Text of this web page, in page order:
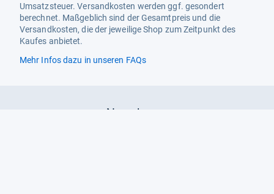
Umsatzsteuer. Versandkosten werden ggf. gesondert
berechnet. Maßgeblich sind der Gesamtpreis und die
Versandkosten, die der jeweilige Shop zum Zeitpunkt des
Kaufes anbietet.
Mehr Infos dazu in unseren FAQs
Newsletter